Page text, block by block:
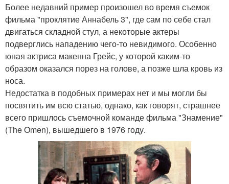
Более недавний пример произошел во время съемок
фильма "проклятие Аннабель 3", где сам по себе стал
двигаться складной стул, а некоторые актеры
подверглись нападению чего-то невидимого. Особенно
юная актриса макенна Грейс, у которой каким-то
образом оказался порез на голове, а позже шла кровь из
носа.
Недостатка в подобных примерах нет и мы могли бы
посвятить им всю статью, однако, как говорят, страшнее
всего пришлось съемочной команде фильма "Знамение"
(The Omen), вышедшего в 1976 году.